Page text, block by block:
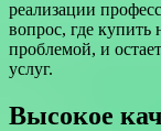
реализации
вопрос, где купить
проблемой, и
услуг.
Высокое